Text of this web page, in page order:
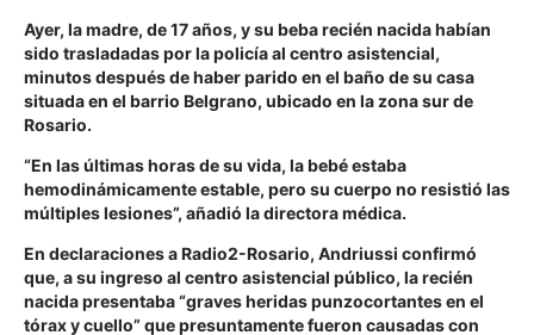
Ayer, la madre, de 17 años, y su beba recién nacida habían
sido trasladadas por la policía al centro asistencial,
minutos después de haber parido en el baño de su casa
situada en el barrio Belgrano, ubicado en la zona sur de
Rosario.
“En las últimas horas de su vida, la bebé estaba
hemodinámicamente estable, pero su cuerpo no resistió las
múltiples lesiones”, añadió la directora médica.
En declaraciones a Radio2-Rosario, Andriussi confirmó
que, a su ingreso al centro asistencial público, la recién
nacida presentaba “graves heridas punzocortantes en el
tórax y cuello” que presuntamente fueron causadas con